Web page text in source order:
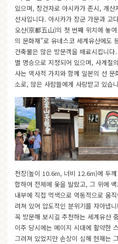
있으며, 창건자로 아시카가 존시, 개
선사입니다. 아시카가 장군 가문과 고
오산(京都五山)의 첫 번째 위치에 놓
의 문화재”로 유네스코 세계유산에도
건축물은 많은 방문객을 매료시킵니
별 명승으로 지정되어 있으며, 사계절
사는 역사적 가치와 함께 일본의 선
소로, 많은 사람들에게 사랑받고 있습
천장(높이 10.6m, 너비 12.6m)에 두
합하여 전체에 옻을 발랐고, 그 위에
내부에 직접 먹색으로 역동적으로 움
려져 있어 압도적인 분위기를 자아냅
꼭 방문해 보시길 추천하는 세계유산
이주 당시에는 메이지 시대에 활약한
그려져 있었지만 손상이 심해 현재는